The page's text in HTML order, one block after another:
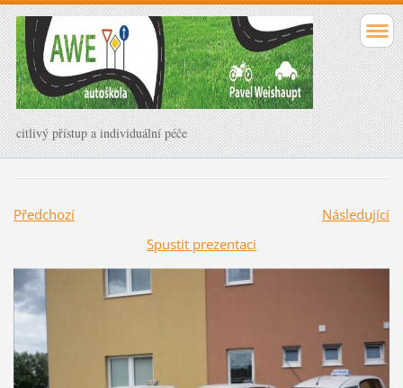
citlivý přístup a individuální péče
Předchozí
Následující
Spustit prezentaci